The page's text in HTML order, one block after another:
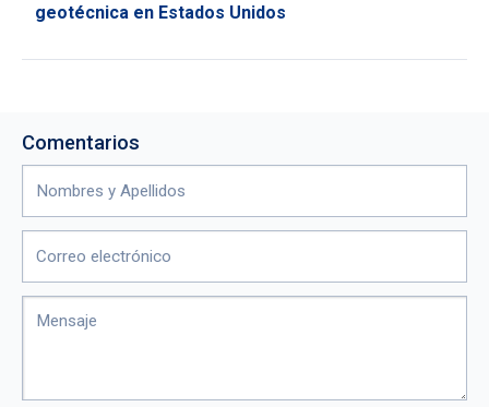
geotécnica en Estados Unidos
Comentarios